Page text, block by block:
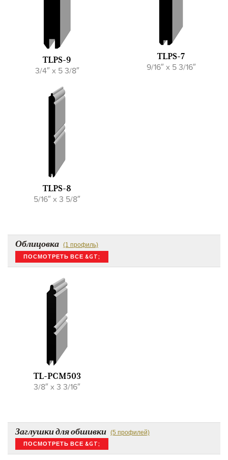
TLPS-9
3/4″ x 5 3/8″
TLPS-7
9/16″ x 5 3/16″
TLPS-8
5/16″ x 3 5/8″
Облицовка (1 профиль)
ПОСМОТРЕТЬ ВСЕ &GT;
TL-PCM503
3/8″ x 3 3/16″
Заглушки для обшивки (5 профилей)
ПОСМОТРЕТЬ ВСЕ &GT;